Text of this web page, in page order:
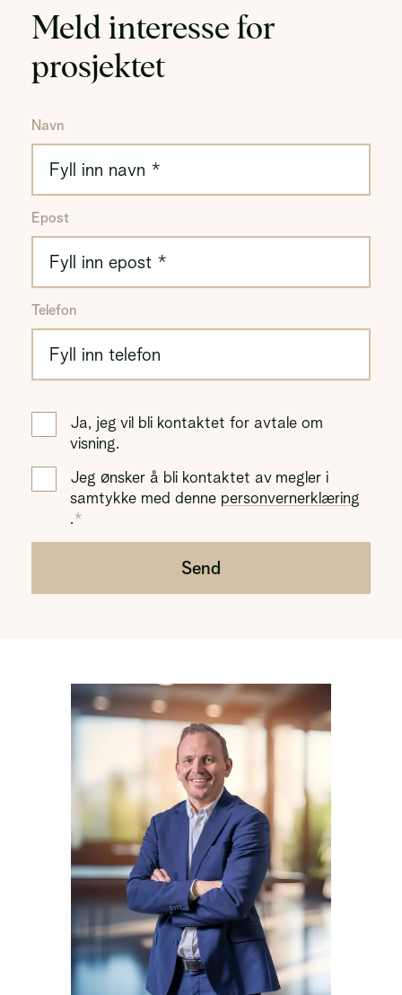
Meld interesse for
prosjektet
Navn
Epost
Telefon
Ja, jeg vil bli kontaktet for avtale om
visning.
Jeg ønsker å bli kontaktet av megler i
samtykke med denne personvernerklæring
.
Send